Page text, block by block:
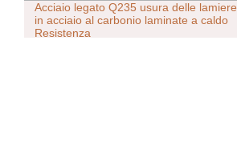
Acciaio legato Q235 usura delle lamiere
in acciaio al carbonio laminate a caldo
Resistenza